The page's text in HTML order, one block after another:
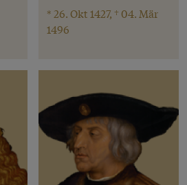
* 26. Okt 1427, † 04. Mär
1496